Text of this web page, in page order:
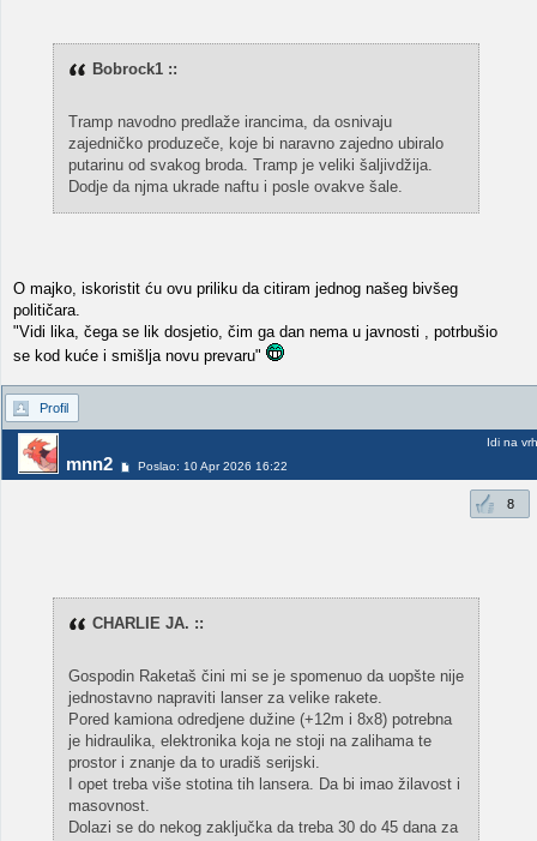
Bobrock1 ::
Tramp navodno predlaže irancima, da osnivaju
zajedničko produzeče, koje bi naravno zajedno ubiralo
putarinu od svakog broda. Tramp je veliki šaljivdžija.
Dodje da njma ukrade naftu i posle ovakve šale.
O majko, iskoristit ću ovu priliku da citiram jednog našeg bivšeg
političara.
"Vidi lika, čega se lik dosjetio, čim ga dan nema u javnosti , potrbušio
se kod kuće i smišlja novu prevaru"
Profil
mnn2 Poslao: 10 Apr 2026 16:22
Idi na vrh
8
CHARLIE JA. ::
Gospodin Raketaš čini mi se je spomenuo da uopšte nije
jednostavno napraviti lanser za velike rakete.
Pored kamiona odredjene dužine (+12m i 8x8) potrebna
je hidraulika, elektronika koja ne stoji na zalihama te
prostor i znanje da to uradiš serijski.
I opet treba više stotina tih lansera. Da bi imao žilavost i
masovnost.
Dolazi se do nekog zaključka da treba 30 do 45 dana za